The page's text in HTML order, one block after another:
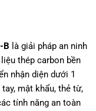
B là giải pháp an ninh
thép carbon bền
nhận diện dưới 1
mật khẩu, thẻ từ,
tính năng an toàn